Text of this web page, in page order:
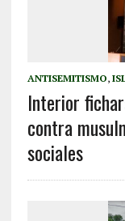
ANTISEMITISMO,
Interior
contra
sociales